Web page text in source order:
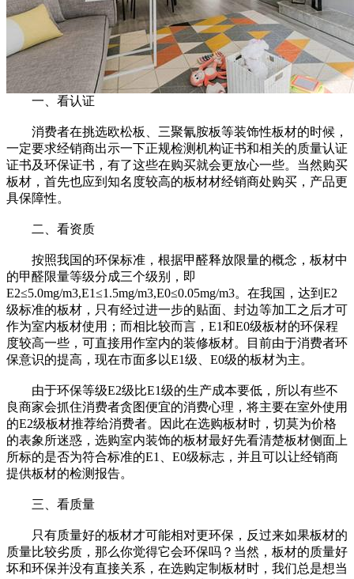
一、看认证
消费者在挑选欧松板、三聚氰胺板等装饰性板材的时候，
一定要求经销商出示一下正规检测机构证书和相关的质量认证
证书及环保证书，有了这些在购买就会更放心一些。当然购买
板材，首先也应到知名度较高的板材材经销商处购买，产品更
具保障性。
二、看资质
按照我国的环保标准，根据甲醛释放限量的概念，板材中
的甲醛限量等级分成三个级别，即
E2≤5.0mg/m3,E1≤1.5mg/m3,E0≤0.05mg/m3。在我国，达到E2
级标准的板材，只有经过进一步的贴面、封边等加工之后才可
作为室内板材使用；而相比较而言，E1和E0级板材的环保程
度较高一些，可直接用作室内的装修板材。目前由于消费者环
保意识的提高，现在市面多以E1级、E0级的板材为主。
由于环保等级E2级比E1级的生产成本要低，所以有些不
良商家会抓住消费者贪图便宜的消费心理，将主要在室外使用
的E2级板材推荐给消费者。因此在选购板材时，切莫为价格
的表象所迷惑，选购室内装饰的板材最好先看清楚板材侧面上
所标的是否为符合标准的E1、E0级标志，并且可以让经销商
提供板材的检测报告。
三、看质量
只有质量好的板材才可能相对更环保，反过来如果板材的
质量比较劣质，那么你觉得它会环保吗？当然，板材的质量好
坏和环保并没有直接关系，在选购定制板材时，我们总是想当